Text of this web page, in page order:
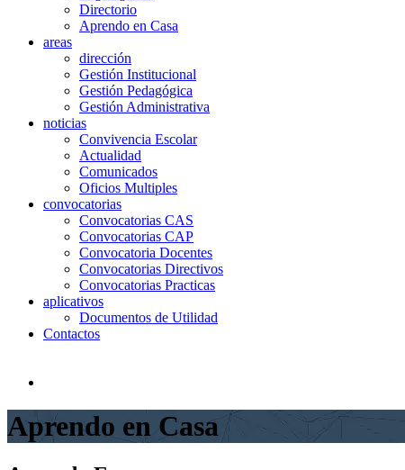
Directorio
Aprendo en Casa
areas
dirección
Gestión Institucional
Gestión Pedagógica
Gestión Administrativa
noticias
Convivencia Escolar
Actualidad
Comunicados
Oficios Multiples
convocatorias
Convocatorias CAS
Convocatorias CAP
Convocatoria Docentes
Convocatorias Directivos
Convocatorias Practicas
aplicativos
Documentos de Utilidad
Contactos
Aprendo en Casa